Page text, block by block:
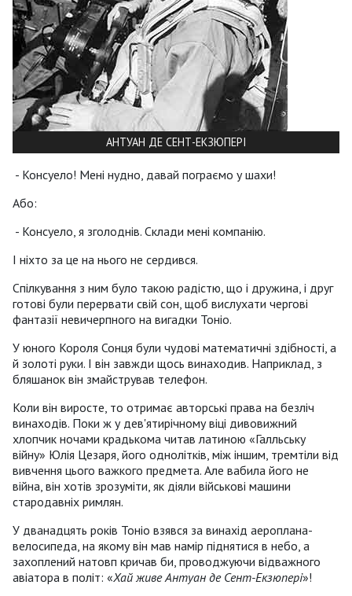
АНТУАН ДЕ СЕНТ-ЕКЗЮПЕРІ
- Консуело! Мені нудно, давай пограємо у шахи!
Або:
- Консуело, я зголоднів. Склади мені компанію.
І ніхто за це на нього не сердився.
Спілкування з ним було такою радістю, що і дружина, і друг
готові були перервати свій сон, щоб вислухати чергові
фантазії невичерпного на вигадки Тоніо.
У юного Короля Сонця були чудові математичні здібності, а
й золоті руки. І він завжди щось винаходив. Наприклад, з
бляшанок він змайстрував телефон.
Коли він виросте, то отримає авторські права на безліч
винаходів. Поки ж у дев'ятирічному віці дивовижний
хлопчик ночами крадькома читав латиною «Галльську
війну» Юлія Цезаря, його однолітків, між іншим, тремтіли від
вивчення цього важкого предмета. Але вабила його не
війна, він хотів зрозуміти, як діяли військові машини
стародавніх римлян.
У дванадцять років Тоніо взявся за винахід аероплана-
велосипеда, на якому він мав намір піднятися в небо, а
захоплений натовп кричав би, проводжуючи відважного
авіатора в політ: «Хай живе Антуан де Сент-Екзюпері»!